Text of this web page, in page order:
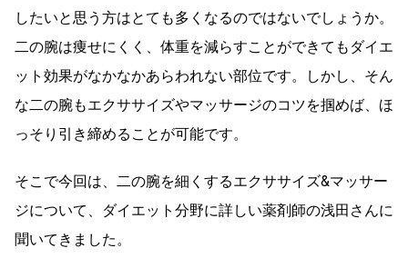
したいと思う方はとても多くなるのではないでしょうか。
二の腕は痩せにくく、体重を減らすことができてもダイエ
ット効果がなかなかあらわれない部位です。しかし、そん
な二の腕もエクササイズやマッサージのコツを掴めば、ほ
っそり引き締めることが可能です。
そこで今回は、二の腕を細くするエクササイズ&マッサー
ジについて、ダイエット分野に詳しい薬剤師の浅田さんに
聞いてきました。